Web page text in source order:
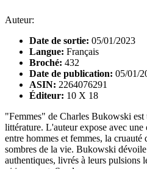
Auteur:
Date de sortie: 05/01/2023
Langue: Français
Broché: 432
Date de publication: 05/01/
ASIN: 2264076291
Éditeur: 10 X 18
"Femmes" de Charles Bukowski
littérature. L'auteur expose avec
entre hommes et femmes, la cruauté
sombres de la vie. Bukowski
authentiques, livrés à leurs pulsions